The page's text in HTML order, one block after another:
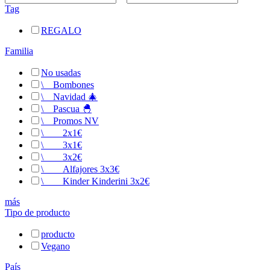
Tag
REGALO
Familia
No usadas
\__ Bombones
\__ Navidad 🎄
\__ Pascua 🐣
\__ Promos NV
\__
2x1€
\__
3x1€
\__
3x2€
\__
Alfajores 3x3€
\__
Kinder Kinderini 3x2€
más
Tipo de producto
producto
Vegano
País